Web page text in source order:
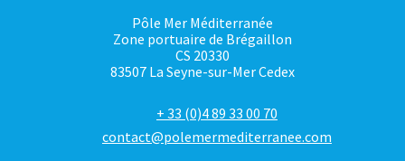
Pôle Mer Méditerranée
Zone portuaire de Brégaillon
CS 20330
83507 La Seyne-sur-Mer Cedex
+ 33 (0)4 89 33 00 70
contact@polemermediterranee.com